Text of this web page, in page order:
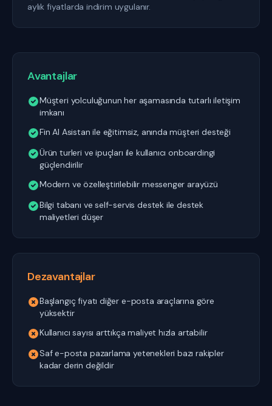
aylık fiyatlarda indirim uygulanır.
Avantajlar
Müşteri yolculuğunun her aşamasında tutarlı iletişim
imkanı
Fin AI Asistan ile eğitimsiz, anında müşteri desteği
Ürün turleri ve ipuçları ile kullanıcı onboardingi
güçlendirilir
Modern ve özelleştirilebilir messenger arayüzü
Bilgi tabanı ve self-servis destek ile destek
maliyetleri düşer
Dezavantajlar
Başlangıç fiyatı diğer e-posta araçlarına göre
yüksektir
Kullanıcı sayısı arttıkça maliyet hızla artabilir
Saf e-posta pazarlama yetenekleri bazı rakipler
kadar derin değildir